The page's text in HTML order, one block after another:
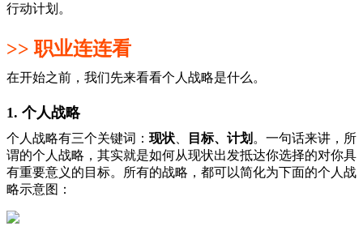
行动计划。
>> 职业连连看
在开始之前，我们先来看看个人战略是什么。
1. 个人战略
个人战略有三个关键词： 现状 目标、 计划 。一句话来讲，所
谓的个人战略，其实就是如何从现状出发抵达你选择的对你具
有重要意义的目标。所有的战略，都可以简化为下面的个人战
略示意图：